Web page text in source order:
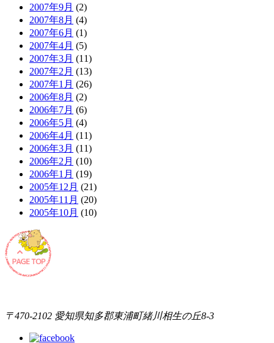
2007年9月 (2)
2007年8月 (4)
2007年6月 (1)
2007年4月 (5)
2007年3月 (11)
2007年2月 (13)
2007年1月 (26)
2006年8月 (2)
2006年7月 (6)
2006年5月 (4)
2006年4月 (11)
2006年3月 (11)
2006年2月 (10)
2006年1月 (19)
2005年12月 (21)
2005年11月 (20)
2005年10月 (10)
〒470-2102 愛知県知多郡東浦町緒川相生の丘8-3